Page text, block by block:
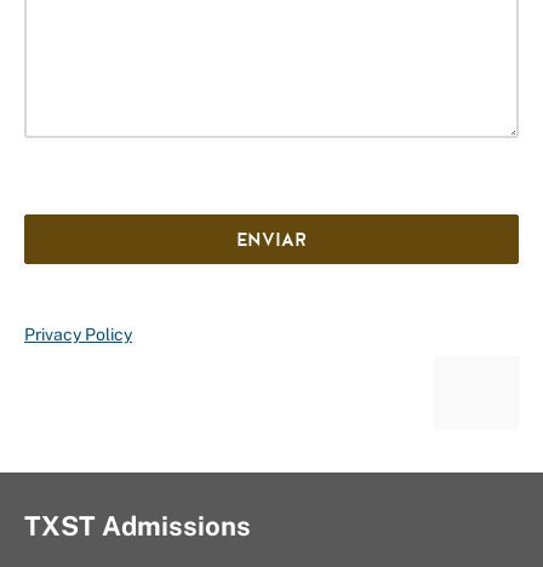
ENVIAR
Privacy Policy
TXST Admissions